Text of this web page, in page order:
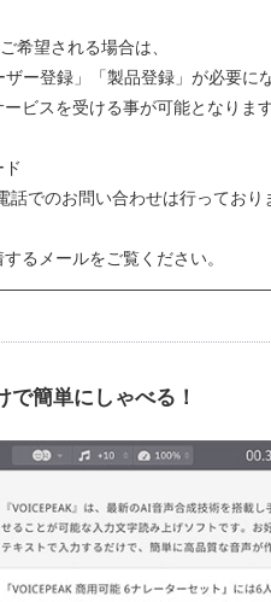
希望される場合は、
ー登録」「製品登録」が必要に
ビスを受ける事が可能となりま
話でのお問い合わせは行っており
るメールをご覧ください。
簡単にしゃべる！